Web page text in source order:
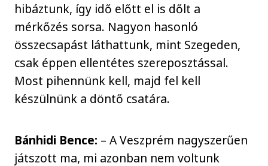
hibáztunk, így idő előtt el is dőlt a
mérkőzés sorsa. Nagyon hasonló
összecsapást láthattunk, mint Szegeden,
csak éppen ellentétes szereposztással.
Most pihennünk kell, majd fel kell
készülnünk a döntő csatára.
Bánhidi Bence: – A Veszprém nagyszerűen
játszott ma, mi azonban nem voltunk